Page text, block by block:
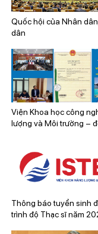
Quốc hội của Nhân
dân
Viện Khoa học công
lượng và Môi trường –
phát triển bền vững
tỉnh Quảng Ninh
Thông báo tuyển sinh
trình độ Thạc sĩ năm